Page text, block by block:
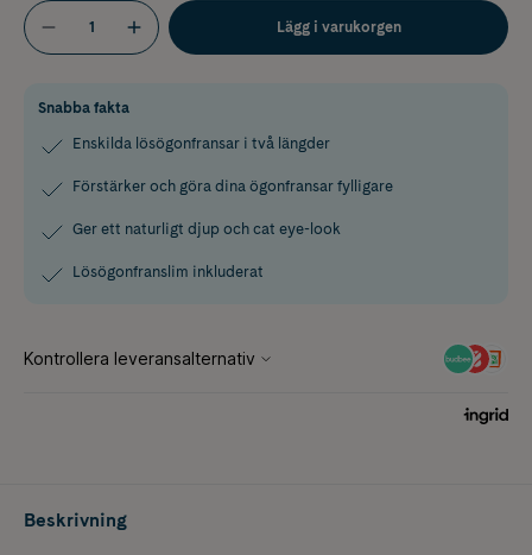
Lägg i varukorgen
Snabba fakta
Enskilda lösögonfransar i två längder
Förstärker och göra dina ögonfransar fylligare
Ger ett naturligt djup och cat eye-look
Lösögonfranslim inkluderat
Beskrivning